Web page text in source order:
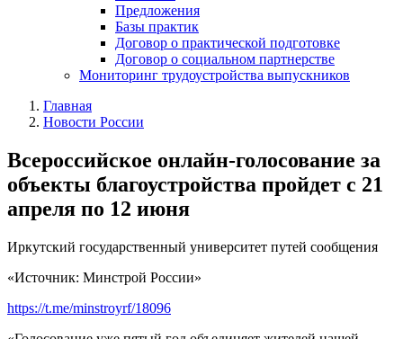
Предложения
Базы практик
Договор о практической подготовке
Договор о социальном партнерстве
Мониторинг трудоустройства выпускников
Главная
Новости России
Всероссийское онлайн-голосование за
объекты благоустройства пройдет с 21
апреля по 12 июня
Иркутский государственный университет путей сообщения
«Источник: Минстрой России»
https://t.me/minstroyrf/18096